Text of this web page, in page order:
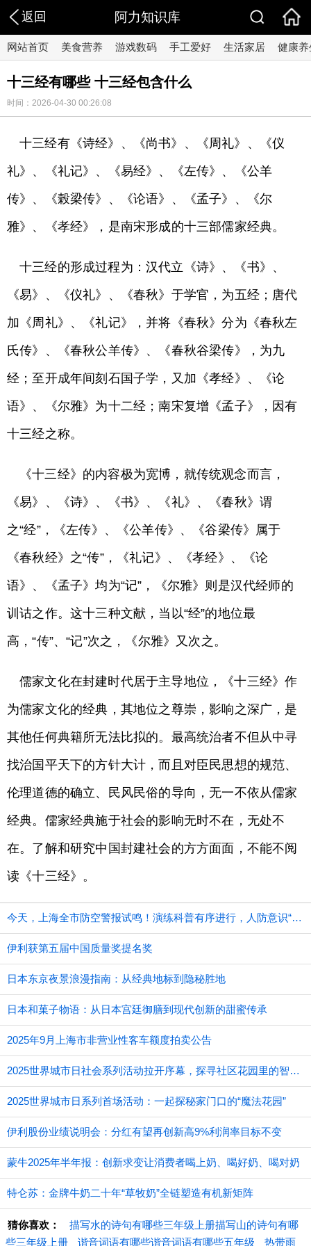
返回 阿力知识库
网站首页 美食营养 游戏数码 手工爱好 生活家居 健康养
十三经有哪些 十三经包含什么
时间：2026-04-30 00:26:08
十三经有《诗经》、《尚书》、《周礼》、《仪
礼》、《礼记》、《易经》、《左传》、《公羊
传》、《榖梁传》、《论语》、《孟子》、《尔
雅》、《孝经》，是南宋形成的十三部儒家经典。
十三经的形成过程为：汉代立《诗》、《书》、
《易》、《仪礼》、《春秋》于学官，为五经；唐代
加《周礼》、《礼记》，并将《春秋》分为《春秋左
氏传》、《春秋公羊传》、《春秋谷梁传》，为九
经；至开成年间刻石国子学，又加《孝经》、《论
语》、《尔雅》为十二经；南宋复增《孟子》，因有
十三经之称。
《十三经》的内容极为宽博，就传统观念而言，
《易》、《诗》、《书》、《礼》、《春秋》谓
之“经”，《左传》、《公羊传》、《谷梁传》属于
《春秋经》之“传”，《礼记》、《孝经》、《论
语》、《孟子》均为“记”，《尔雅》则是汉代经师的
训诂之作。这十三种文献，当以“经”的地位最
高，“传”、“记”次之，《尔雅》又次之。
儒家文化在封建时代居于主导地位，《十三经》作
为儒家文化的经典，其地位之尊崇，影响之深广，是
其他任何典籍所无法比拟的。最高统治者不但从中寻
找治国平天下的方针大计，而且对臣民思想的规范、
伦理道德的确立、民风民俗的导向，无一不依从儒家
经典。儒家经典施于社会的影响无时不在，无处不
在。了解和研究中国封建社会的方方面面，不能不阅
读《十三经》。
今天，上海全市防空警报试鸣！演练科普有序进行，人防意识“声入人心”
伊利获第五届中国质量奖提名奖
日本东京夜景浪漫指南：从经典地标到隐秘胜地
日本和菓子物语：从日本宫廷御膳到现代创新的甜蜜传承
2025年9月上海市非营业性客车额度拍卖公告
2025世界城市日社会系列活动拉开序幕，探寻社区花园里的智慧应用
2025世界城市日系列首场活动：一起探秘家门口的“魔法花园”
伊利股份业绩说明会：分红有望再创新高9%利润率目标不变
蒙牛2025年半年报：创新求变让消费者喝上奶、喝好奶、喝对奶
特仑苏：金牌牛奶二十年“草牧奶”全链塑造有机新矩阵
猜你喜欢：
描写水的诗句有哪些三年级上册描写山的诗句有哪
些三年级上册
谐音词语有哪些谐音词语有哪些五年级 热带雨